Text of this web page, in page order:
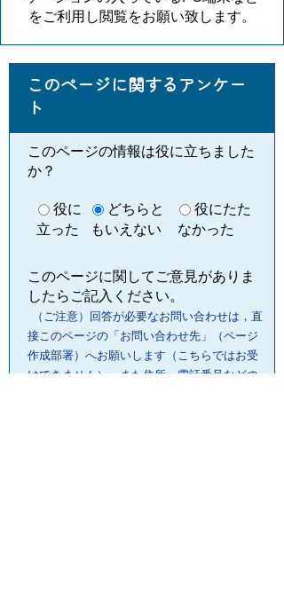
をご利用し閲覧をお願い致します。
このページに関するアンケー
ト
このページの情報は役に立ちました
か？
役に
立った
どちらと
もいえない
役にたた
なかった
このページに関してご意見がありま
したらご記入ください。
（ご注意）回答が必要なお問い合わせは，直
接このページの「お問い合わせ先」（ページ
作成部署）へお願いします（こちらではお受
けできません）。また住所・電話番号などの